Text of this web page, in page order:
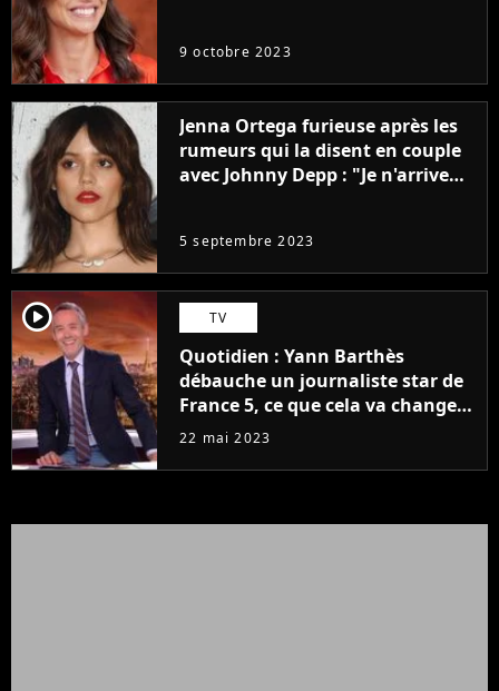
9 octobre 2023
Jenna Ortega furieuse après les
rumeurs qui la disent en couple
avec Johnny Depp : "Je n'arrive
5 septembre 2023
player2 TV
Quotidien : Yann Barthès
débauche un journaliste star de
France 5, ce que cela va changer
à la rentrée
22 mai 2023